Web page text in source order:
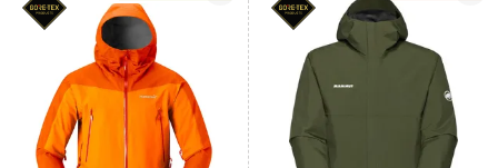
*Se villkor